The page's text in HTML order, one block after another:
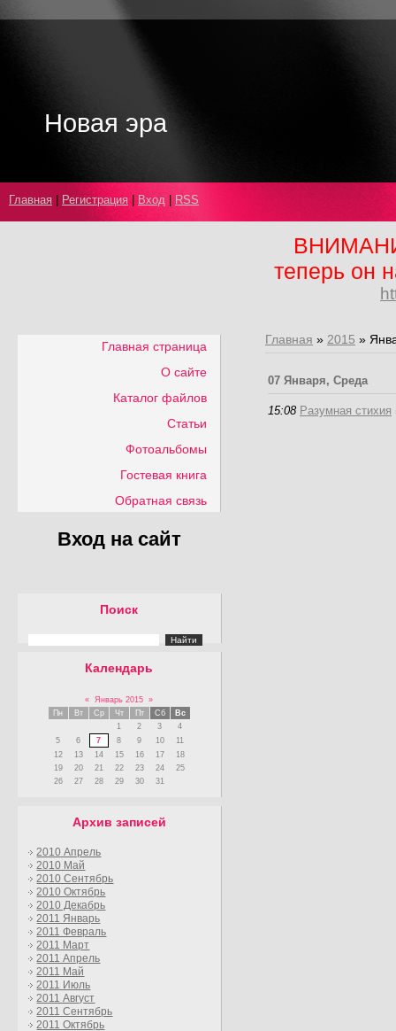
Новая эра
Главная Регистрация Вход RSS
теперь он
Главная страница
О сайте
Каталог файлов
Статьи
Фотоальбомы
Гостевая книга
Обратная связь
Вход на сайт
Поиск
Календарь
« Январь 2015
»
Пн
Вт Ср Чт Пт Сб
Вс
1
2 3
4
5
6 7 8 9 10
11
12
13 14 15 16 17
18
19
20 21 22 23 24
25
26
27 28 29 30 31
Архив записей
2010 Апрель
2010 Май
2010 Сентябрь
2010 Октябрь
2010 Декабрь
2011 Январь
2011 Февраль
2011 Март
2011 Апрель
2011 Май
2011 Июль
2011 Август
2011 Сентябрь
2011 Октябрь
Главная » 2015 »
07 Января, Среда
15:08 Разумная стихия